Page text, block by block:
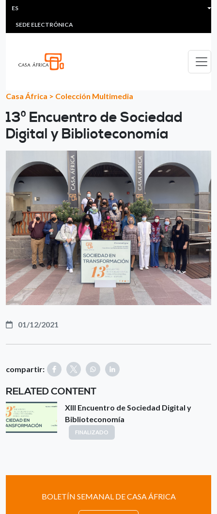
Pasar al contenido principal
HEADER MENU
MULTIMEDIA
SEDE ELECTRÓNICA
ES
Casa África > Colección Multimedia
13º Encuentro de Sociedad
Digital y Biblioteconomía
01/12/2021
compartir:
RELATED CONTENT
XIII Encuentro de Sociedad Digital y
Biblioteconomía
FINALIZADO
BOLETÍN SEMANAL DE CASA ÁFRICA